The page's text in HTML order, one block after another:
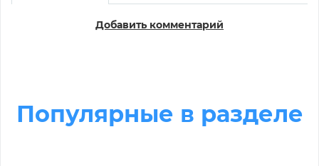
Добавить комментарий
Популярные в разделе